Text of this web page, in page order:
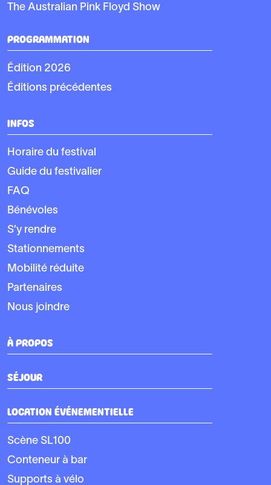
The Australian Pink Floyd Show
PROGRAMMATION
Édition 2026
Éditions précédentes
INFOS
Horaire du festival
Guide du festivalier
FAQ
Bénévoles
S’y rendre
Stationnements
Mobilité réduite
Partenaires
Nous joindre
À PROPOS
SÉJOUR
LOCATION ÉVÉNEMENTIELLE
Scène SL100
Conteneur à bar
Supports à vélo